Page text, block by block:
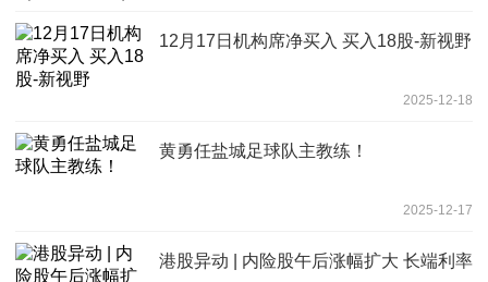
12月17日机构席净买入 买入18股-新视野
2025-12-18
黄勇任盐城足球队主教练！
2025-12-17
港股异动 | 内险股午后涨幅扩大 长端利率